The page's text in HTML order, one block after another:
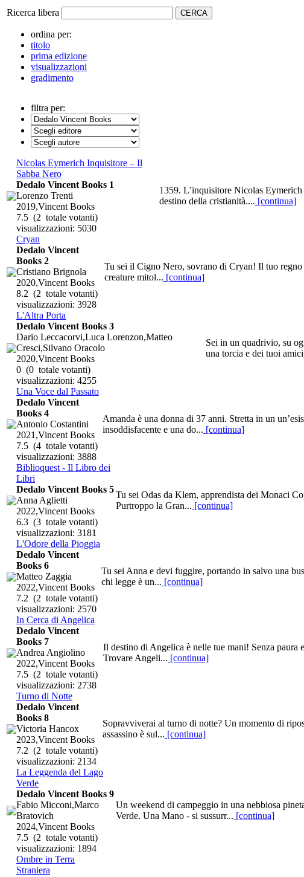
Ricerca libera
ordina per:
titolo
prima edizione
visualizzazioni
gradimento
filtra per:
Nicolas Eymerich Inquisitore – Il
Sabba Nero
1359. L’inquisitore Nicolas
destino della cristianità.... [continua]
Dedalo Vincent Books 1
Lorenzo Trenti
2019,Vincent Books
7.5 (2 totale votanti)
visualizzazioni: 5030
Cryan
Tu sei il Cigno Nero, sovrano di Cryan! Il tuo regno
creature mitol... [continua]
Dedalo Vincent
Books 2
Cristiano Brignola
2020,Vincent Books
8.2 (2 totale votanti)
visualizzazioni: 3928
L'Altra Porta
Sei in un quadrivio, su
una torcia e dei tuoi
Dedalo Vincent Books 3
Dario Leccacorvi,Luca Lorenzon,Matteo
Cresci,Silvano Oracolo
2020,Vincent Books
0 (0 totale votanti)
visualizzazioni: 4255
Una Voce dal Passato
Amanda è una donna di 37 anni. Stretta in un
insoddisfacente e una do... [continua]
Dedalo Vincent
Books 4
Antonio Costantini
2021,Vincent Books
7.5 (4 totale votanti)
visualizzazioni: 3888
Biblioquest - Il Libro dei
Libri
Tu sei Odas da Klem, apprendista dei Monaci
Purtroppo la Gran... [continua]
Dedalo Vincent Books 5
Anna Aglietti
2022,Vincent Books
6.3 (3 totale votanti)
visualizzazioni: 3181
L'Odore della Pioggia
Tu sei Anna e devi fuggire, portando in salvo una
chi legge è un... [continua]
Dedalo Vincent
Books 6
Matteo Zaggia
2022,Vincent Books
7.2 (2 totale votanti)
visualizzazioni: 2570
In Cerca di Angelica
Il destino di Angelica è nelle tue mani! Senza paura
Trovare Angeli... [continua]
Dedalo Vincent
Books 7
Andrea Angiolino
2022,Vincent Books
7.5 (2 totale votanti)
visualizzazioni: 2738
Turno di Notte
Sopravviverai al turno di notte? Un momento di
assassino è sul... [continua]
Dedalo Vincent
Books 8
Victoria Hancox
2023,Vincent Books
7.2 (2 totale votanti)
visualizzazioni: 2134
La Leggenda del Lago
Verde
Un weekend di campeggio in una nebbiosa
Verde. Una Mano - si sussurr... [continua]
Dedalo Vincent Books 9
Fabio Micconi,Marco
Bratovich
2024,Vincent Books
7.5 (2 totale votanti)
visualizzazioni: 1894
Ombre in Terra
Straniera